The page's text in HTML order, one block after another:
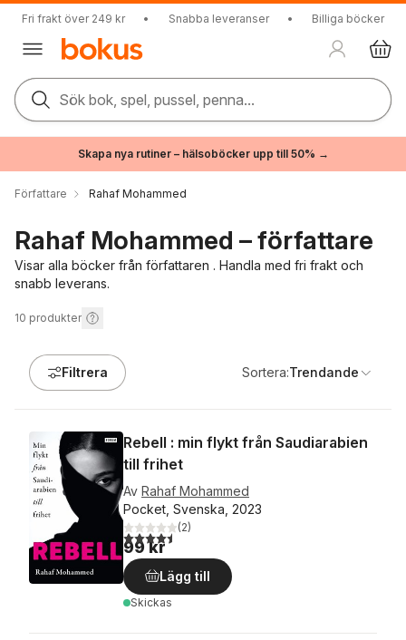
Fri frakt över 249 kr • Snabba leveranser • Billiga böcker
Sök bok, spel, pussel, penna...
Skapa nya rutiner – hälsoböcker upp till 50% →
Författare Rahaf Mohammed
Rahaf Mohammed – författare
Visar alla böcker från författaren . Handla med fri frakt och
snabb leverans.
10 produkter
Filtrera Sortera:Trendande
Rebell : min flykt från Saudiarabien
till frihet
Av Rahaf Mohammed
Pocket, Svenska, 2023
4,5utav 5 stjärnor. Totalt antal röster:
(2)
99 kr
Lägg till
Skickas